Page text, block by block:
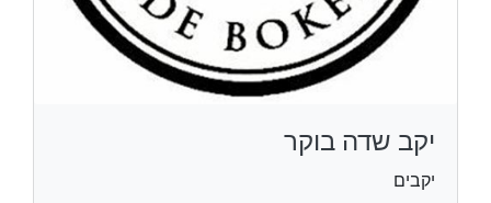
יקב שדה בוקר
יקבים